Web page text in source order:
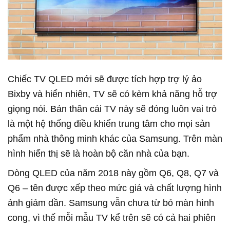
Chiếc TV QLED mới sẽ được tích hợp trợ lý ảo
Bixby và hiển nhiên, TV sẽ có kèm khả năng hỗ trợ
giọng nói. Bản thân cái TV này sẽ đóng luôn vai trò
là một hệ thống điều khiển trung tâm cho mọi sản
phẩm nhà thông minh khác của Samsung. Trên màn
hình hiển thị sẽ là hoàn bộ căn nhà của bạn.
Dòng QLED của năm 2018 này gồm Q6, Q8, Q7 và
Q6 – tên được xếp theo mức giá và chất lượng hình
ảnh giảm dần. Samsung vẫn chưa từ bỏ màn hình
cong, vì thế mỗi mẫu TV kể trên sẽ có cả hai phiên